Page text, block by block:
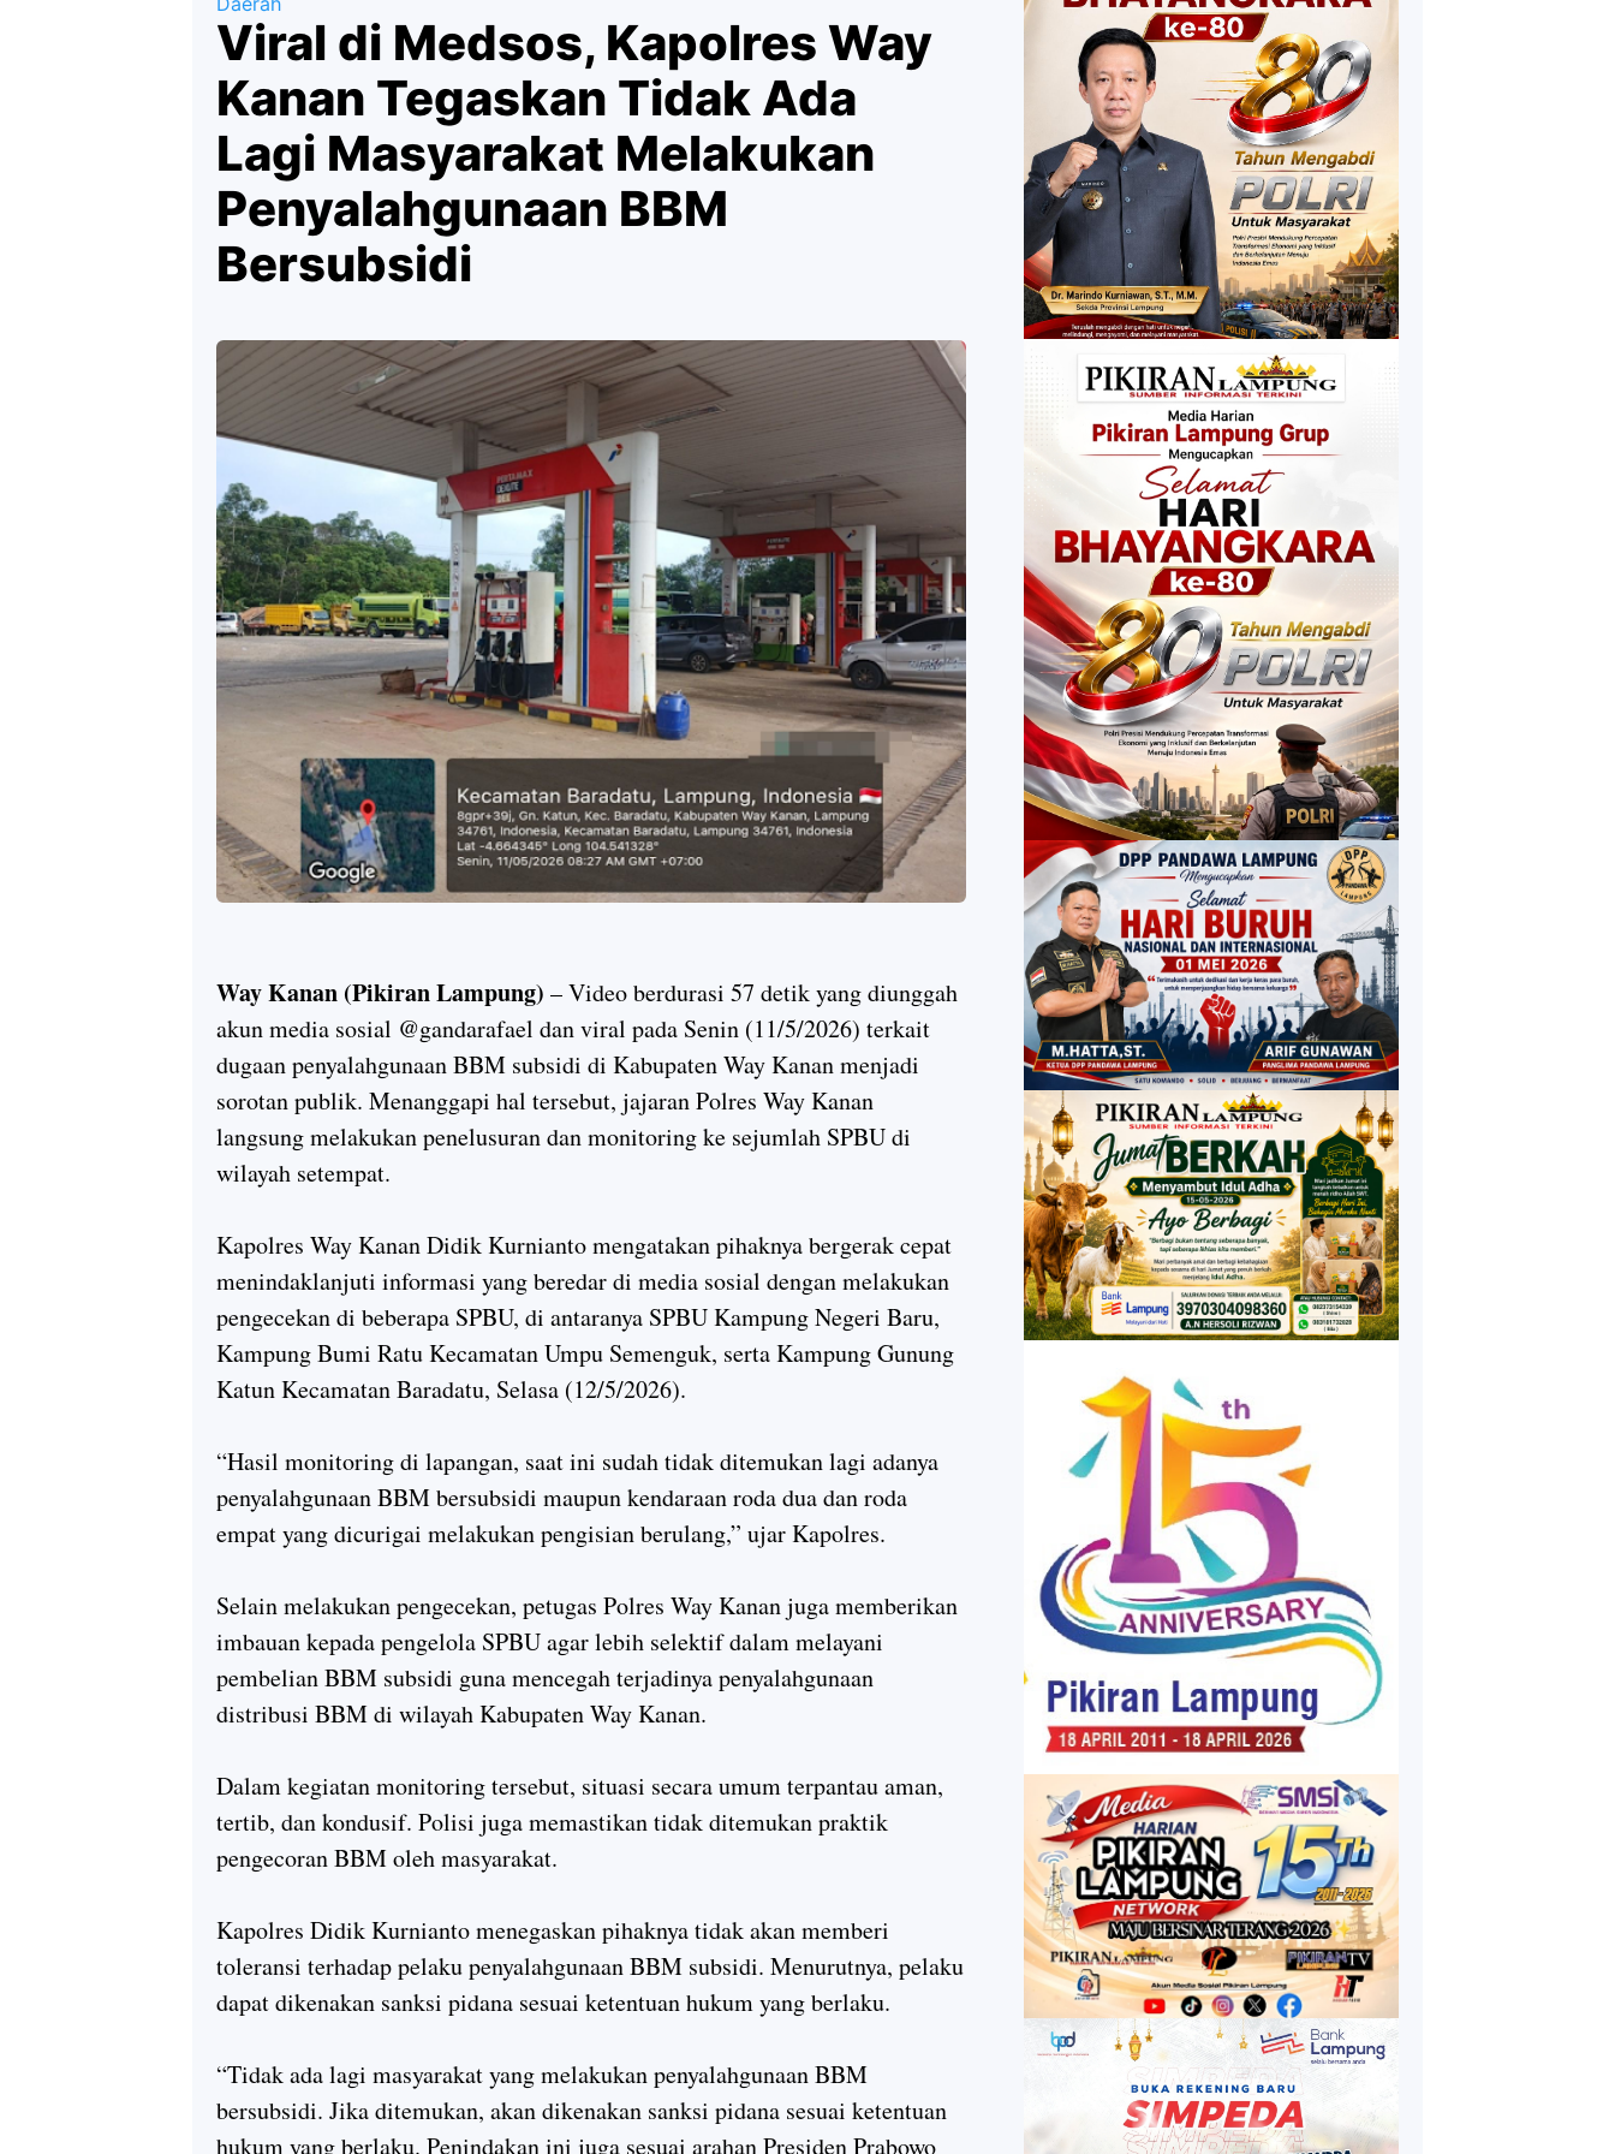
Viral di Medsos, Kapolres Way
Kanan Tegaskan Tidak Ada
Lagi Masyarakat Melakukan
Penyalahgunaan BBM
Bersubsidi
Way Kanan (Pikiran Lampung) – Video berdurasi 57 detik yang diunggah
akun media sosial @gandarafael dan viral pada Senin (11/5/2026) terkait
dugaan penyalahgunaan BBM subsidi di Kabupaten Way Kanan menjadi
sorotan publik. Menanggapi hal tersebut, jajaran Polres Way Kanan
langsung melakukan penelusuran dan monitoring ke sejumlah SPBU di
wilayah setempat.
Kapolres Way KananDidik Kurniantomengatakan pihaknya bergerak cepat
menindaklanjuti informasi yang beredar di media sosial dengan melakukan
pengecekan di beberapa SPBU, di antaranya SPBU Kampung Negeri Baru,
Kampung Bumi Ratu Kecamatan Umpu Semenguk, serta Kampung Gunung
Katun Kecamatan Baradatu, Selasa (12/5/2026).
“Hasil monitoring di lapangan, saat ini sudah tidak ditemukan lagi adanya
penyalahgunaan BBM bersubsidi maupun kendaraan roda dua dan roda
empat yang dicurigai melakukan pengisian berulang,” ujar Kapolres.
Selain melakukan pengecekan, petugas Polres Way Kanan juga memberikan
imbauan kepada pengelola SPBU agar lebih selektif dalam melayani
pembelian BBM subsidi guna mencegah terjadinya penyalahgunaan
distribusi BBM di wilayah Kabupaten Way Kanan.
Dalam kegiatan monitoring tersebut, situasi secara umum terpantau aman,
tertib, dan kondusif. Polisi juga memastikan tidak ditemukan praktik
pengecoran BBM oleh masyarakat.
Kapolres Didik Kurniantomenegaskan pihaknya tidak akan memberi
toleransi terhadap pelaku penyalahgunaan BBM subsidi. Menurutnya, pelaku
dapat dikenakan sanksi pidana sesuai ketentuan hukum yang berlaku.
“Tidak ada lagi masyarakat yang melakukan penyalahgunaan BBM
bersubsidi. Jika ditemukan, akan dikenakan sanksi pidana sesuai ketentuan
hukum yang berlaku. Penindakan ini juga sesuai arahan Presiden Prabowo